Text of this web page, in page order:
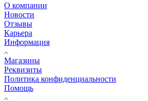
О компании
Новости
Отзывы
Карьера
Информация
Магазины
Реквизиты
Политика конфиденциальности
Помощь